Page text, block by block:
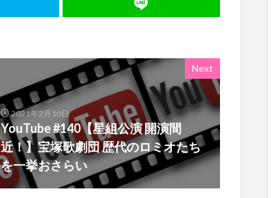
Next
2021年2月10日
YouTube #140【星組公演 開演間
近！】宝塚歌劇団 歴代のロミオたち
を一挙おさらい